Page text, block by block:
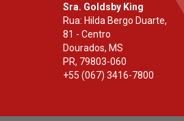
Sra. Goldsby King
Rua: Hilda Bergo Duarte,
81 - Centro
Dourados, MS
PR, 79803-060
+55 (067) 3416-7800